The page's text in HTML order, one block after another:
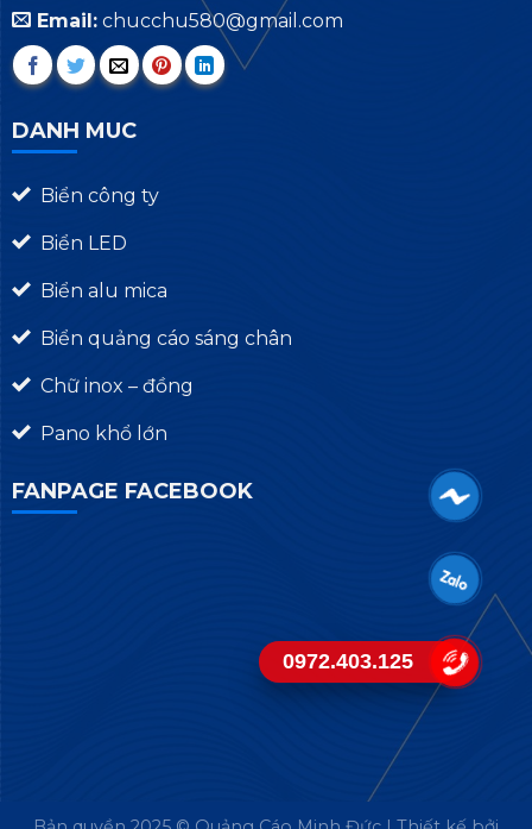
Email:chucchu580@gmail.com
DANH MUC
Biển công ty
Biển LED
Biển alu mica
Biển quảng cáo sáng chân
Chữ inox – đồng
Pano khổ lớn
FANPAGE FACEBOOK
0972.403.125